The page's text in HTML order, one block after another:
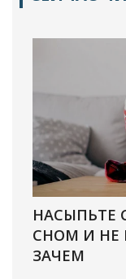
НАСЫПЬТЕ
СНОМ И НЕ
ЗАЧЕМ